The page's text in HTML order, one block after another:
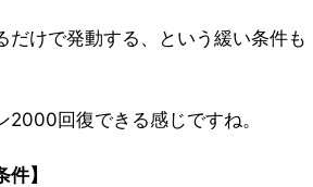
だけで発動する、という緩い条件も
2000回復できる感じですね。
】